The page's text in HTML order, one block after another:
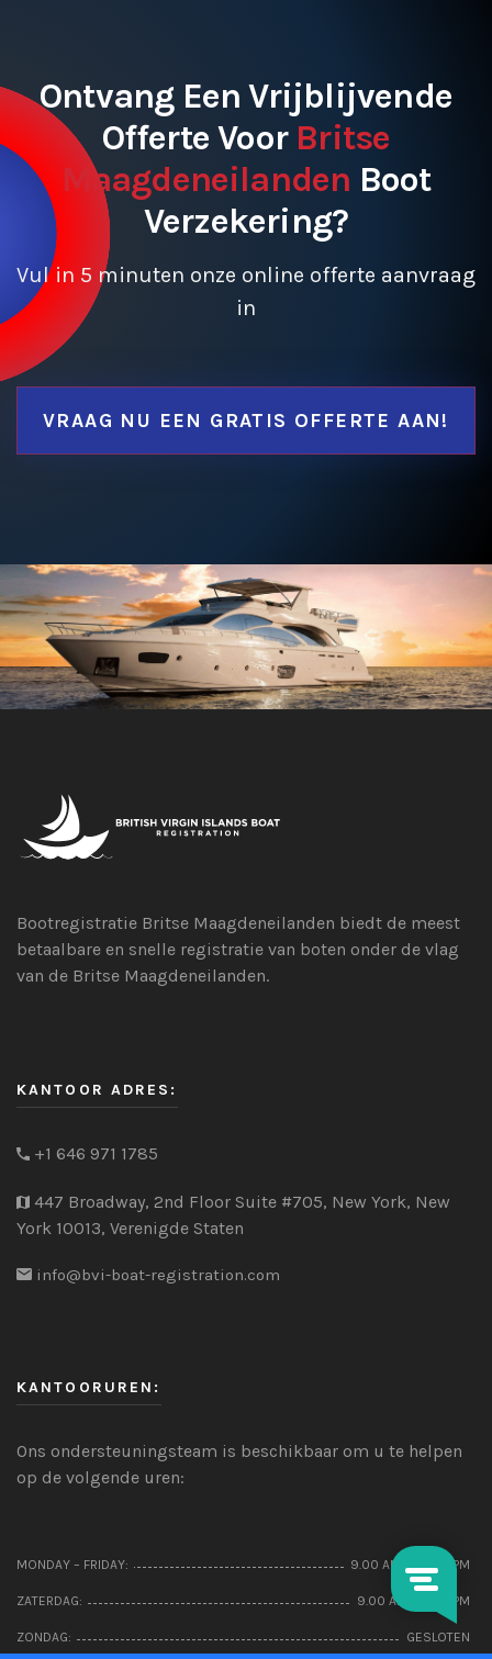
Ontvang Een Vrijblijvende
Offerte Voor Britse
Maagdeneilanden Boot
Verzekering?
Vul in 5 minuten onze online offerte aanvraag
in
VRAAG NU EEN GRATIS OFFERTE AAN!
Bootregistratie Britse Maagdeneilanden biedt de meest
betaalbare en snelle registratie van boten onder de vlag
van de Britse Maagdeneilanden.
KANTOOR ADRES:
+1 646 971 1785
447 Broadway, 2nd Floor Suite #705, New York, New
York 10013, Verenigde Staten
info@bvi-boat-registration.com
KANTOORUREN:
Ons ondersteuningsteam is beschikbaar om u te helpen
op de volgende uren:
MONDAY – FRIDAY: 9.00 AM – 22.00 PM
ZATERDAG: 9.00 AM – 5:00 PM
ZONDAG: GESLOTEN